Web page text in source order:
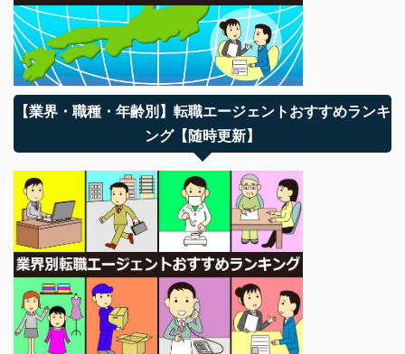
【業界・職種・年齢別】転職エージェントおすすめランキ
ング【随時更新】